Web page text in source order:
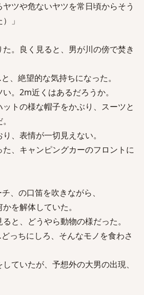
ヤツや危ないヤツを常日頃からそう
」
。良く見ると、男が川の傍で焚き
、絶望的な気持ちになった。
。2m近くはあるだろうか。
トの様な帽子をかぶり、スーツと
、表情が一切見えない。
、キャンピングカーのフロントに
、の口笛を吹きながら、
を解体していた。
と、どうやら動物の様だった。
っちにしろ、そんなモノを食わさ
ていたが、予想外の大男の出現、